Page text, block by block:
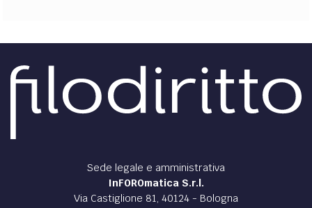
Sede legale e amministrativa
InFOROmatica S.r.l.
Via Castiglione 81, 40124 - Bologna